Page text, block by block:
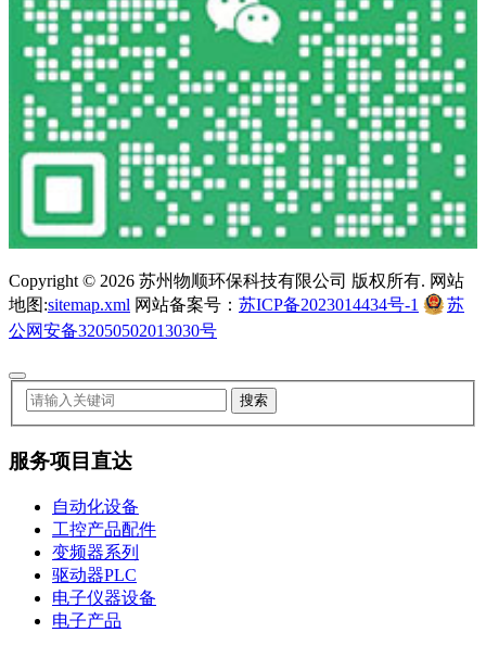
Copyright © 2026 苏州物顺环保科技有限公司 版权所有. 网站
地图:sitemap.xml 网站备案号： 苏ICP备2023014434号-1
苏
公网安备32050502013030号
服务项目直达
自动化设备
工控产品配件
变频器系列
驱动器PLC
电子仪器设备
电子产品